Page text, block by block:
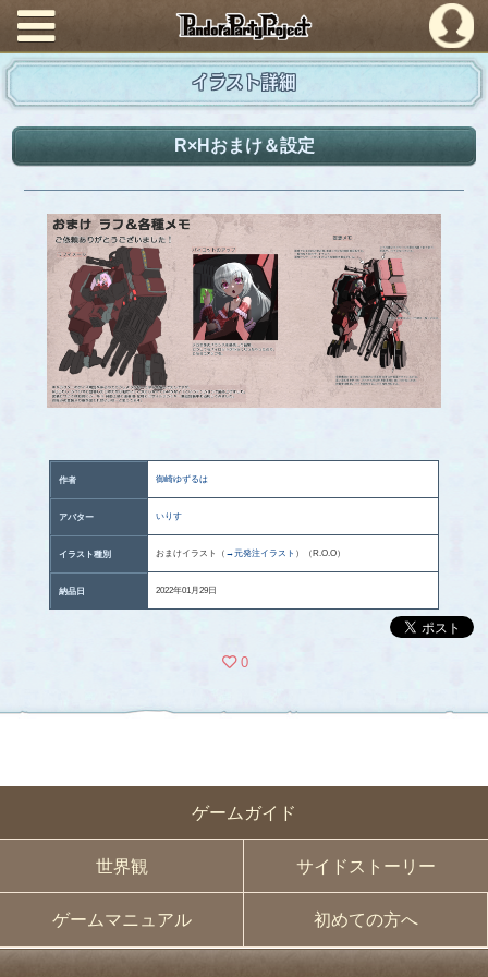
PandoraPartyProject
ゲームガイド
世界観 サイドストーリー
ゲームマニュアル 初めての方へ
イラスト詳細
R×Hおまけ＆設定
作者 御崎ゆずるは
アバター いりす
イラスト種別 おまけイラスト（ →元発注イラスト ）（R.O.O）
納品日 2022年01月29日
0